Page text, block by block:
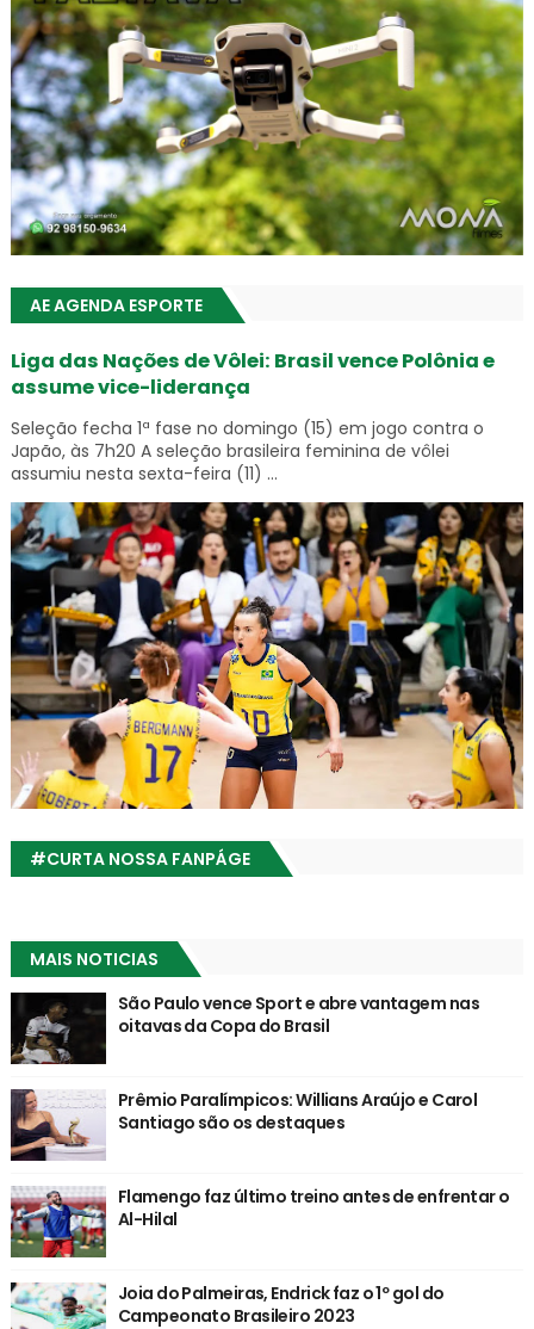
AE AGENDA ESPORTE
Liga das Nações de Vôlei: Brasil vence Polônia e
assume vice-liderança
Seleção fecha 1ª fase no domingo (15) em jogo contra o
Japão, às 7h20 A seleção brasileira feminina de vôlei
assumiu nesta sexta-feira (11) ...
#CURTA NOSSA FANPÁGE
MAIS NOTICIAS
São Paulo vence Sport e abre vantagem nas
oitavas da Copa do Brasil
Prêmio Paralímpicos: Willians Araújo e Carol
Santiago são os destaques
Flamengo faz último treino antes de enfrentar o
Al-Hilal
Joia do Palmeiras, Endrick faz o 1º gol do
Campeonato Brasileiro 2023